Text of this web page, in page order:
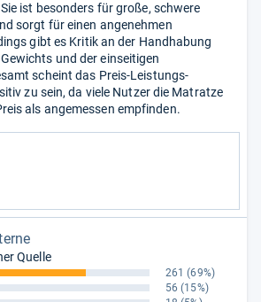
ist besonders für große, schwere
sorgt für einen angenehmen
gibt es Kritik an der Handhabung
und der einseitigen
scheint das Preis-Leistungs-
zu sein, da viele Nutzer die Matratze
als angemessen empfinden.
Quelle
261 (69%)
56 (15%)